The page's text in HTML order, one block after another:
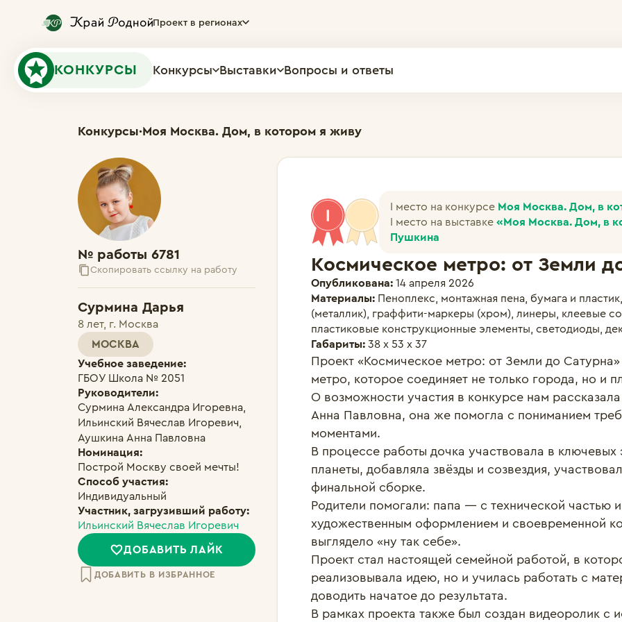
Проект в регионах
КОНКУРСЫ Конкурсы Выставки Вопросы и ответы
Конкурсы·Моя Москва. Дом, в котором я живу
№ работы 6781
Скопировать ссылку на работу
Сурмина Дарья
8 лет, г. Москва
МОСКВА
Учебное заведение:
ГБОУ Школа № 2051
Руководители:
Сурмина Александра Игоревна,
Ильинский Вячеслав Игоревич,
Аушкина Анна Павловна
Номинация:
Построй Москву своей мечты!
Способ участия:
Индивидуальный
Участник, загрузивший работу:
Ильинский Вячеслав Игоревич
ДОБАВИТЬ ЛАЙК
ДОБАВИТЬ В ИЗБРАННОЕ
I место на конкурсе Моя Москва. Дом, в
I место на выставке «Моя Москва. Дом, в
Пушкина
Космическое метро: от Земли
Опубликована: 14 апреля 2026
Материалы: Пеноплекс, монтажная пена, бумага и
(металлик), граффити-маркеры (хром), линеры, клеевые
пластиковые конструкционные элементы, светодиоды,
Габариты: 38 х 53 х 37
Проект «Космическое метро: от Земли до
метро, которое соединяет не только города, но и
О возможности участия в конкурсе нам
Анна Павловна, она же помогла с пониманием
моментами.
В процессе работы дочка участвовала в
планеты, добавляла звёзды и созвездия,
финальной сборке.
Родители помогали: папа — с технической частью
художественным оформлением и своевременной
выглядело «ну так себе».
Проект стал настоящей семейной работой, в
реализовывала идею, но и училась работать с
доводить начатое до результата.
В рамках проекта также был создан видеоролик с